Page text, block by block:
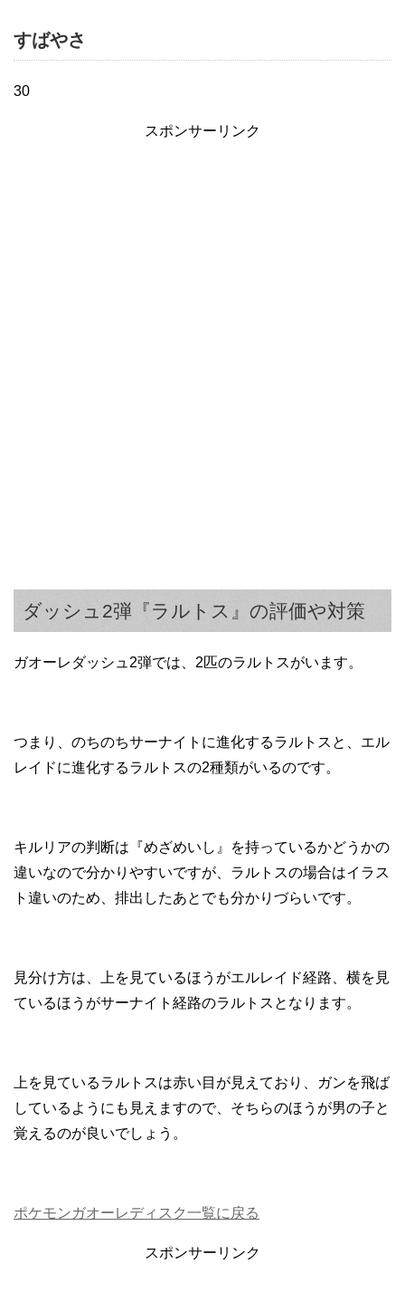
すばやさ
30
スポンサーリンク
ダッシュ2弾『ラルトス』の評価や対策
ガオーレダッシュ2弾では、2匹のラルトスがいます。
つまり、のちのちサーナイトに進化するラルトスと、エル
レイドに進化するラルトスの2種類がいるのです。
キルリアの判断は『めざめいし』を持っているかどうかの
違いなので分かりやすいですが、ラルトスの場合はイラス
ト違いのため、排出したあとでも分かりづらいです。
見分け方は、上を見ているほうがエルレイド経路、横を見
ているほうがサーナイト経路のラルトスとなります。
上を見ているラルトスは赤い目が見えており、ガンを飛ば
しているようにも見えますので、そちらのほうが男の子と
覚えるのが良いでしょう。
ポケモンガオーレディスク一覧に戻る
スポンサーリンク